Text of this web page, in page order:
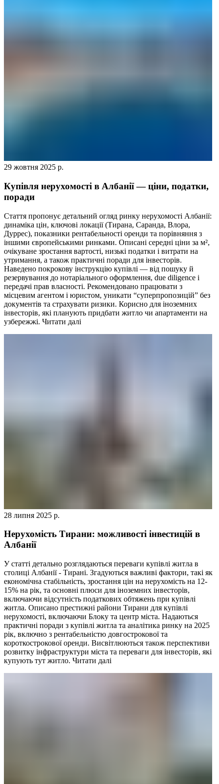
29 жовтня 2025 р.
Купівля нерухомості в Албанії — ціни, податки,
поради
Стаття пропонує детальний огляд ринку нерухомості Албанії:
динаміка цін, ключові локації (Тирана, Саранда, Влора,
Дуррес), показники рентабельності оренди та порівняння з
іншими європейськими ринками. Описані середні ціни за м²,
очікуване зростання вартості, низькі податки і витрати на
утримання, а також практичні поради для інвесторів.
Наведено покрокову інструкцію купівлі — від пошуку й
резервування до нотаріального оформлення, due diligence і
передачі прав власності. Рекомендовано працювати з
місцевим агентом і юристом, уникати “суперпропозицій” без
документів та страхувати ризики. Корисно для іноземних
інвесторів, які планують придбати житло чи апартаменти на
узбережжі. Читати далі
28 липня 2025 р.
Нерухомість Тирани: можливості інвестицій в
Албанії
У статті детально розглядаються переваги купівлі житла в
столиці Албанії - Тирані. Згадуються важливі фактори, такі як
економічна стабільність, зростання цін на нерухомість на 12-
15% на рік, та основні плюси для іноземних інвесторів,
включаючи відсутність податкових обтяжень при купівлі
житла. Описано престижні райони Тирани для купівлі
нерухомості, включаючи Блоку та центр міста. Надаються
практичні поради з купівлі житла та аналітика ринку на 2025
рік, включно з рентабельністю довгострокової та
короткострокової оренди. Висвітлюються також перспективи
розвитку інфраструктури міста та переваги для інвесторів, які
купують тут житло. Читати далі